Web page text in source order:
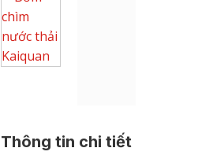
Thông tin chi tiết